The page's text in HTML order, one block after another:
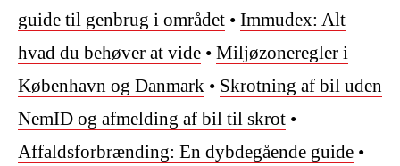
guide til genbrug i området • Immudex: Alt
hvad du behøver at vide • Miljøzoneregler i
København og Danmark • Skrotning af bil uden
NemID og afmelding af bil til skrot •
Affaldsforbrænding: En dybdegående guide •